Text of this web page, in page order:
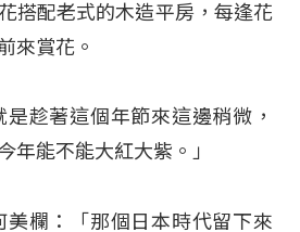
搭配老式的木造平房，每逢花
來賞花。
趁著這個年節來這邊稍微，
年能不能大紅大紫。」
美欄：「那個日本時代留下來